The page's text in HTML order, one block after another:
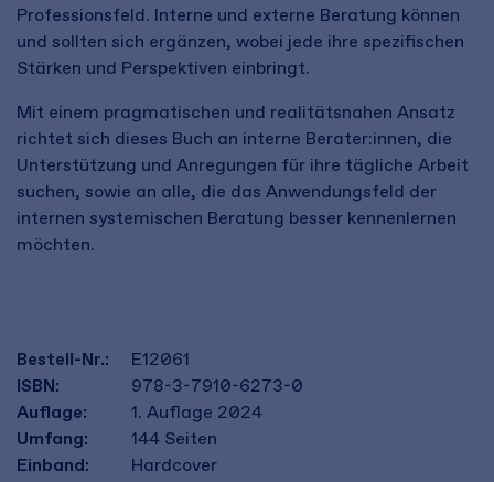
Professionsfeld. Interne und externe Beratung können
und sollten sich ergänzen, wobei jede ihre spezifischen
Stärken und Perspektiven einbringt.
Mit einem pragmatischen und realitätsnahen Ansatz
richtet sich dieses Buch an interne Berater:innen, die
Unterstützung und Anregungen für ihre tägliche Arbeit
suchen, sowie an alle, die das Anwendungsfeld der
internen systemischen Beratung besser kennenlernen
möchten.
Bestell-Nr.:
E12061
ISBN:
978-3-7910-6273-0
Auflage:
1. Auflage 2024
Umfang:
144 Seiten
Einband:
Hardcover